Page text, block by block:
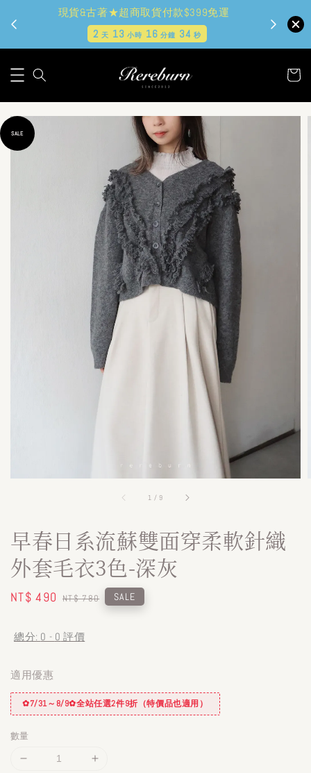
現貨&古著★超商取貨付款$399免運
2 天 13 小時 16 分鐘 33秒
1 / 9
SALE
早春日系流蘇雙面穿柔軟針織
外套毛衣3色-深灰
Sale
NT$ 490 Regular
NT$ 780 SALE
總分: 0 - 0 評價
適用優惠
✿7/31～8/9✿全站任選2件9折（特價品也適用）
數量